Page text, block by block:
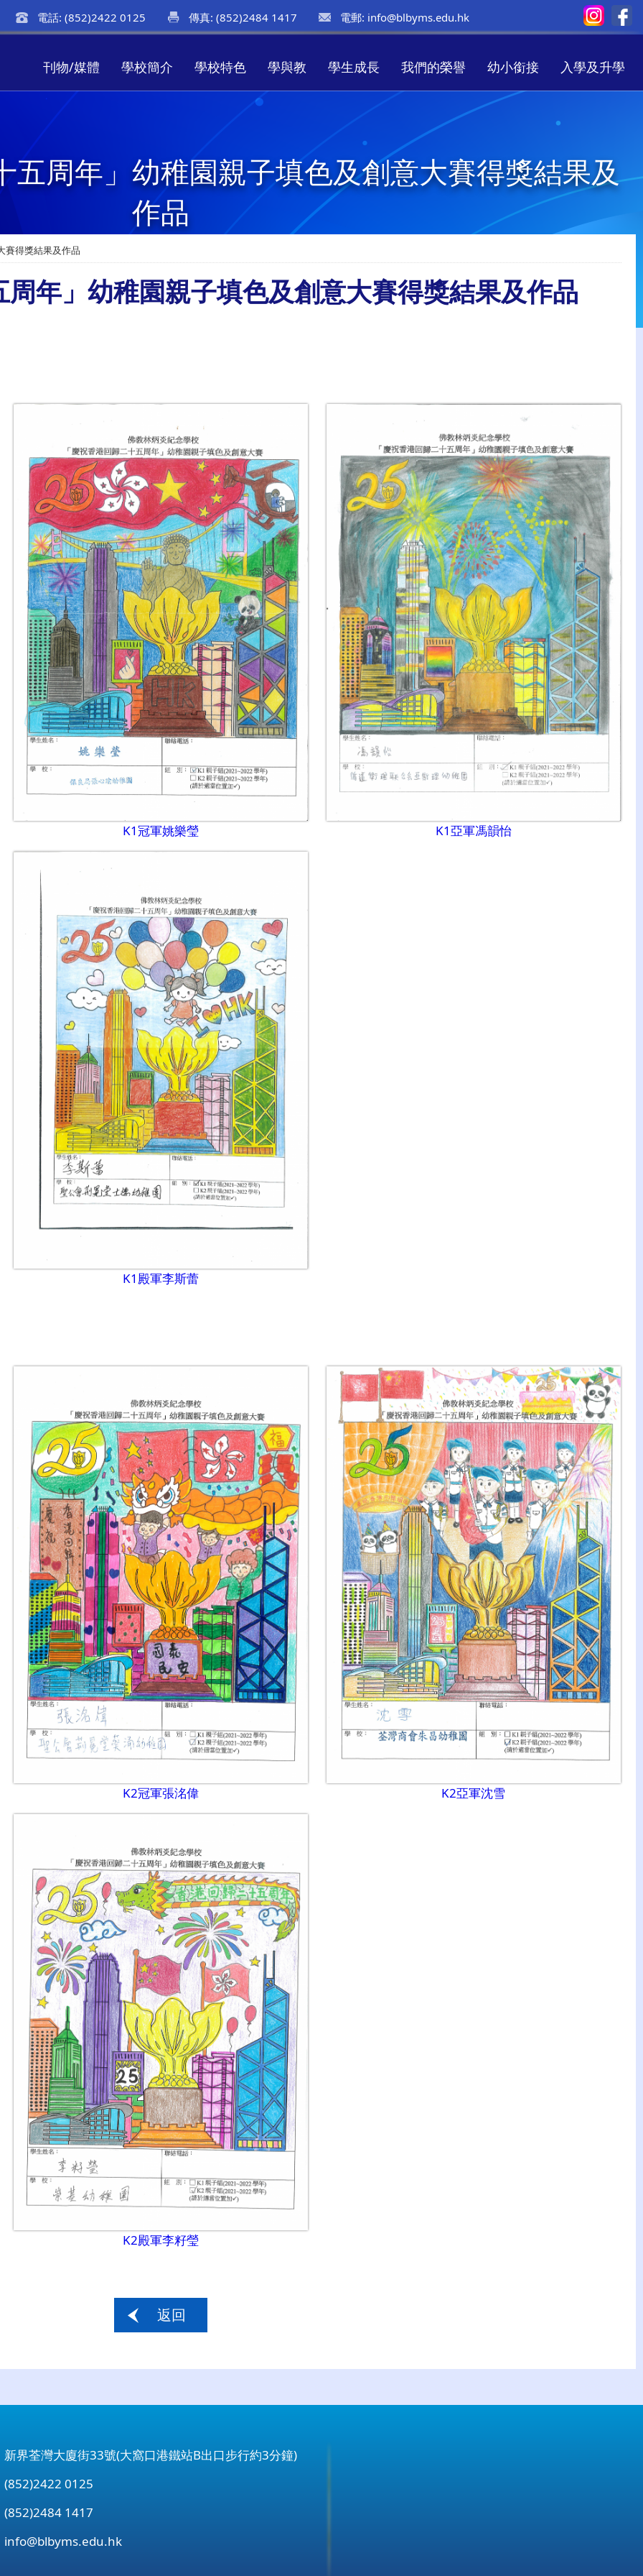
電話: (852)2422 0125 傳真: (852)2484 1417 電郵: info@blbyms.edu.hk
刊物/媒體 學校簡介 學校特色 學與教 學生成長 我們的榮譽 幼小銜接 入學及升學
五周年」幼稚園親子填色及創意大賽得獎結果及
作品
賽得獎結果及作品
年」幼稚園親子填色及創意大賽得獎結果及作品
K1冠軍姚樂瑩 K1亞軍馮韻怡
K1殿軍李斯蕾
K2冠軍張洺偉 K2亞軍沈雪
K2殿軍李籽瑩
返回
新界荃灣大廈街33號(大窩口港鐵站B出口步行約3分鐘)
(852)2422 0125
(852)2484 1417
info@blbyms.edu.hk